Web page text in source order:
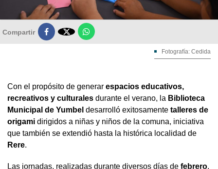
Compartir 
Fotografía: Cedida
Con el propósito de generar espacios educativos,
recreativos y culturales durante el verano, la Biblioteca
Municipal de Yumbel desarrolló exitosamente talleres de
origami dirigidos a niñas y niños de la comuna, iniciativa
que también se extendió hasta la histórica localidad de
Rere.
Las jornadas, realizadas durante diversos días de febrero,